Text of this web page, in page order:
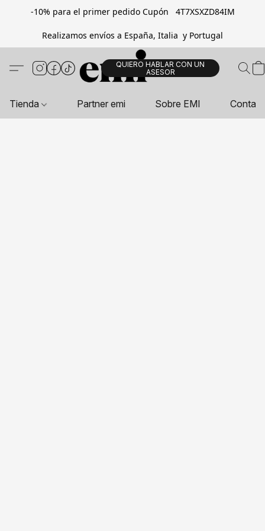
-10% para el primer pedido Cupón 4T7XSXZD84IM
Realizamos envíos a España, Italia y Portugal
QUIERO HABLAR CON UN
ASESOR
Tienda Partner emi Sobre EMI